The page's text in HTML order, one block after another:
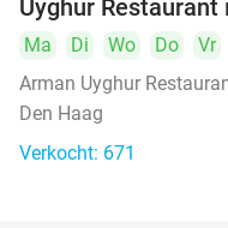
Uyghur
Ma Di Wo Do
Vr
Arman Uyghur
Den Haag
Verkocht: 671